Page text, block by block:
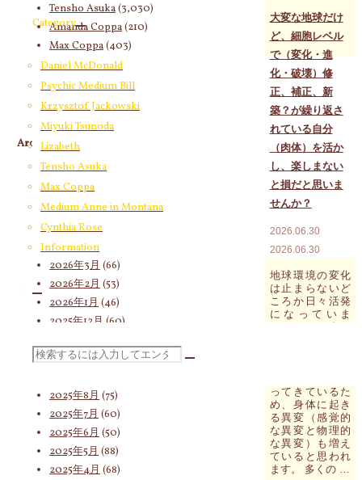
Category
Daniel McDonald
Psychic Medium Bill
Krzysztof Jackowski
Miyuki Tsunoda
Lizabeth
Tensho Asuka
Max Coppa
Medium Anne in Montana
Cynthia Rose
Information
検
索
大変な地球だけ
ど、細胞レベル
で（変化・進
化・破壊）修
正、補正、新
築？が繰り返さ
れている自分
（肉体）を活か
し、楽しまない
と損だと思いま
せんか？
2026.06.30
2026.06.30
地球環境の変化
は止まらないど
ころか日々活発
になっていま
ってきているた
め、身体に起き
る異変（感覚的
な異変と物理的
な異変）も増え
ていると思われ
ます。 多くの …
Tensho Asuka(3,030)
Amanda Coppa(210)
Max Coppa(403)
Medium Anne in Montana
Cynthia Rose(4)
Archives
2026年8月(19)
2026年7月
2026年6月(60)
2026年5月(67)
2026年4月
2026年3月 (66)
2026年2月 (53)
2026年1月 (46)
2025年12月 (60)
2025年10月(66)
2025年8月 (75)
2025年7月 (60)
2025年6月 (50)
2025年5月 (88)
2025年4月 (68)